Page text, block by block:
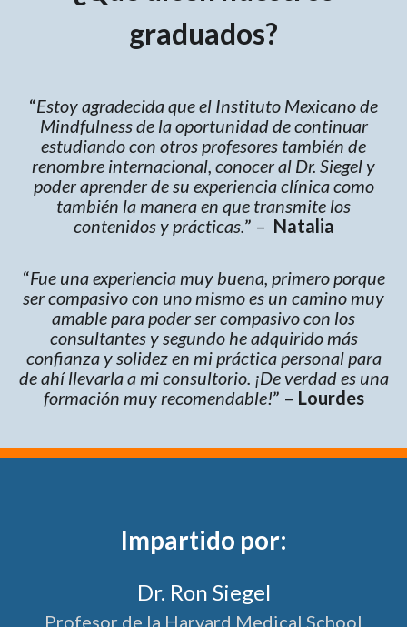
graduados?
“Estoy agradecida que el Instituto Mexicano de
Mindfulness de la oportunidad de continuar
estudiando con otros profesores también de
renombre internacional, conocer al Dr. Siegel y
poder aprender de su experiencia clínica como
también la manera en que transmite los
contenidos y prácticas.” – Natalia
“Fue una experiencia muy buena, primero porque
ser compasivo con uno mismo es un camino muy
amable para poder ser compasivo con los
consultantes y segundo he adquirido más
confianza y solidez en mi práctica personal para
de ahí llevarla a mi consultorio. ¡De verdad es una
formación muy recomendable!” – Lourdes
Impartido por:
Dr. Ron Siegel
Profesor de la Harvard Medical School